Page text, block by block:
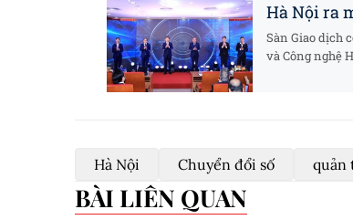
Hà Nội ra
Sàn Giao dịch
và Công nghệ
Hà Nội Chuyển đổi số quản
BÀI LIÊN QUAN